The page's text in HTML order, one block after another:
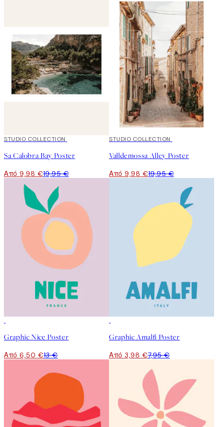
50%*
STUDIO COLLECTION
Sa Calobra Bay Poster
Από 9,98 €19,95 €
50%*
STUDIO COLLECTION
Valldemossa Alley Poster
Από 9,98 €19,95 €
Graphic Nice Poster
Από 6,50 €13 €
Graphic Amalfi Poster
Από 3,98 €7,95 €